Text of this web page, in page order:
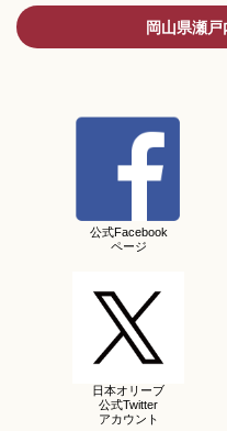
岡山県瀬
公式Facebook
ページ
日本オリーブ
公式Twitter
アカウント